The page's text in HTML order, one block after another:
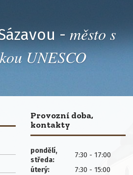
- město s
UNESCO
Provozní doba,
kontakty
pondělí,
středa:
7:30 - 17:00
úterý: 7:30 - 15:00